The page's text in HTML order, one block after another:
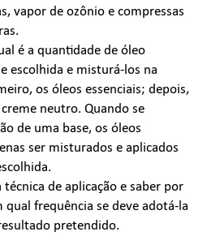
vapor de ozônio e compressas
é a quantidade de óleo
escolhida e misturá-los na
os óleos essenciais; depois,
neutro. Quando se
de uma base, os óleos
ser misturados e aplicados
de aplicação e saber por
frequência se deve adotá-la
pretendido.